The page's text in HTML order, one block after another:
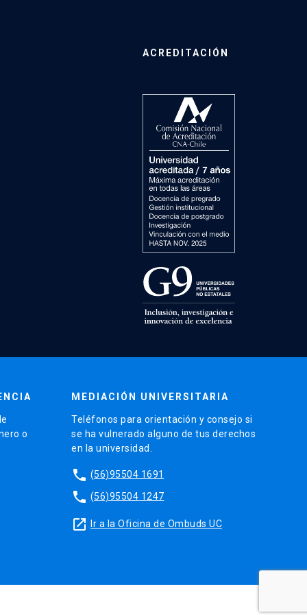
ACREDITACIÓN
o
MEDIACIÓN UNIVERSITARIA
Teléfonos para orientación y consejo si
se ha vulnerado alguno de tus derechos
en la universidad.
phone (56)95504 1691
phone (56)95504 1247
launch Ir a la Oficina de Ombuds UC